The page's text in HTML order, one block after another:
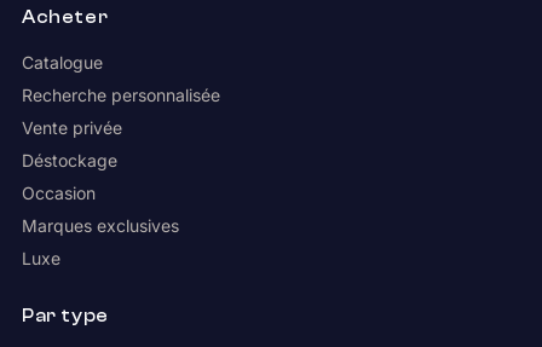
Acheter
Catalogue
Recherche personnalisée
Vente privée
Déstockage
Occasion
Marques exclusives
Luxe
Par type